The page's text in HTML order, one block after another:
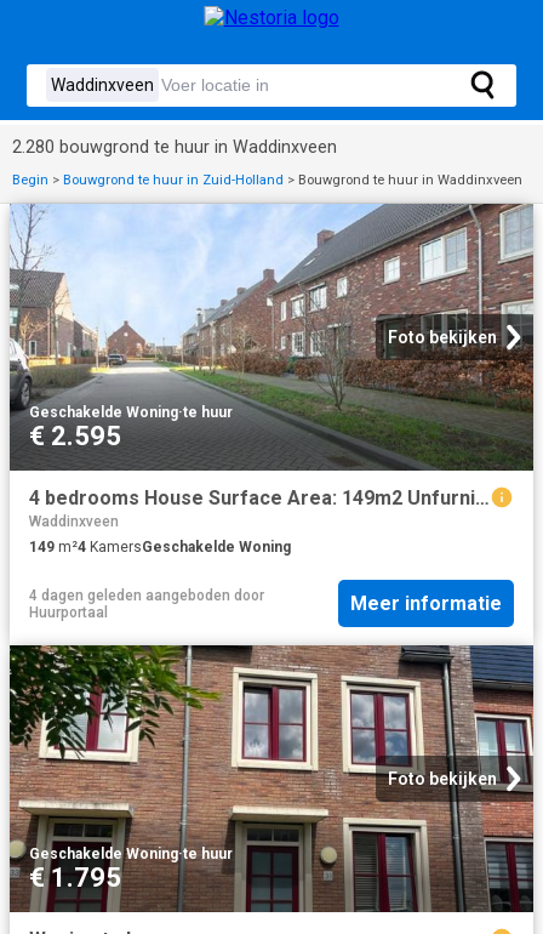
2.280 bouwgrond te huur in Waddinxveen
Begin > Bouwgrond te huur in Zuid-Holland > Bouwgrond te huur in Waddinxveen
Foto bekijken
Geschakelde Woning·te huur
€ 2.595
4 bedrooms House Surface Area: 149m2 Unfurnished Available from: 2026 07 11
Waddinxveen
149 m²4 KamersGeschakelde Woning
4 dagen geleden aangeboden door
Huurportaal
Meer informatie
Foto bekijken
Geschakelde Woning·te huur
€ 1.795